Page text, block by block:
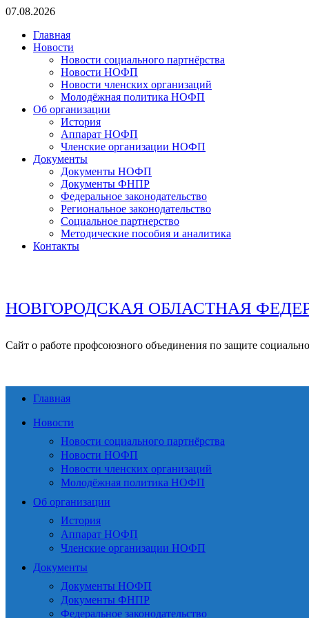
Перейти
содержимому
07.08.2026
Главная
Новости
Новости социального партнёрства
Новости НОФП
Новости членских организаций
Молодёжная политика НОФП
Об организации
История
Аппарат НОФП
Членские организации НОФП
Документы
Документы НОФП
Документы ФНПР
Федеральное законодательство
Региональное законодательство
Социальное партнерство
Методические пособия и аналитика
Контакты
НОВГОРОДСКАЯ ОБЛАСТНАЯ
Сайт о работе профсоюзного объединения по защите
Главная
Новости
Новости социального партнёрства
Новости НОФП
Новости членских организаций
Молодёжная политика НОФП
Об организации
История
Аппарат НОФП
Членские организации НОФП
Документы
Документы НОФП
Документы ФНПР
Федеральное законодательство